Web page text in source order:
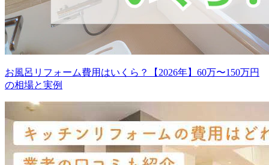
お風呂リフォーム費用はいくら？【2026年】60万〜150万円
の相場と実例